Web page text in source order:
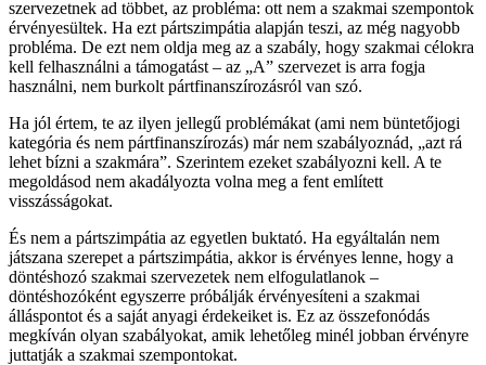
szervezetnek ad többet, az probléma: ott nem a szakmai szempontok
érvényesültek. Ha ezt pártszimpátia alapján teszi, az még nagyobb
probléma. De ezt nem oldja meg az a szabály, hogy szakmai célokra
kell felhasználni a támogatást – az „A” szervezet is arra fogja
használni, nem burkolt pártfinanszírozásról van szó.
Ha jól értem, te az ilyen jellegű problémákat (ami nem büntetőjogi
kategória és nem pártfinanszírozás) már nem szabályoznád, „azt rá
lehet bízni a szakmára”. Szerintem ezeket szabályozni kell. A te
megoldásod nem akadályozta volna meg a fent említett
visszásságokat.
És nem a pártszimpátia az egyetlen buktató. Ha egyáltalán nem
játszana szerepet a pártszimpátia, akkor is érvényes lenne, hogy a
döntéshozó szakmai szervezetek nem elfogulatlanok –
döntéshozóként egyszerre próbálják érvényesíteni a szakmai
álláspontot és a saját anyagi érdekeiket is. Ez az összefonódás
megkíván olyan szabályokat, amik lehetőleg minél jobban érvényre
juttatják a szakmai szempontokat.